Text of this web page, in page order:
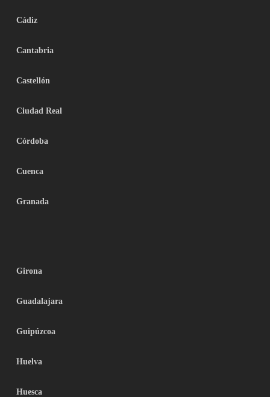
Cádiz
Cantabria
Castellón
Ciudad Real
Córdoba
Cuenca
Granada
Girona
Guadalajara
Guipúzcoa
Huelva
Huesca